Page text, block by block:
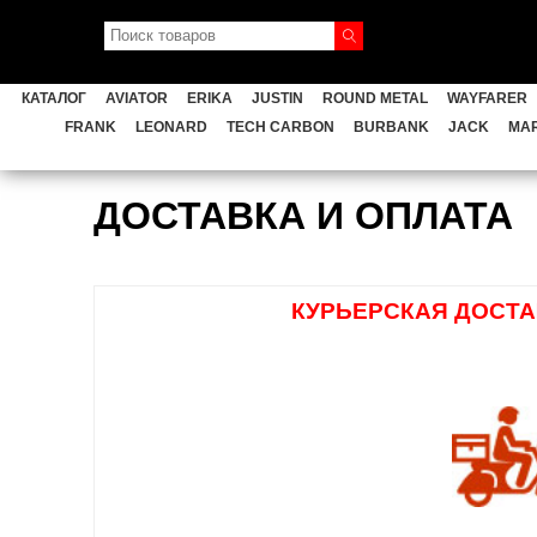
КАТАЛОГ AVIATOR ERIKA JUSTIN ROUND METAL WAYFARER
FRANK
LEONARD TECH CARBON BURBANK JACK
AVIATOR ERIKA JUSTIN
GENERAL FERRARI
ДОСТАВКА И ОПЛАТА
КУРЬЕРСКАЯ